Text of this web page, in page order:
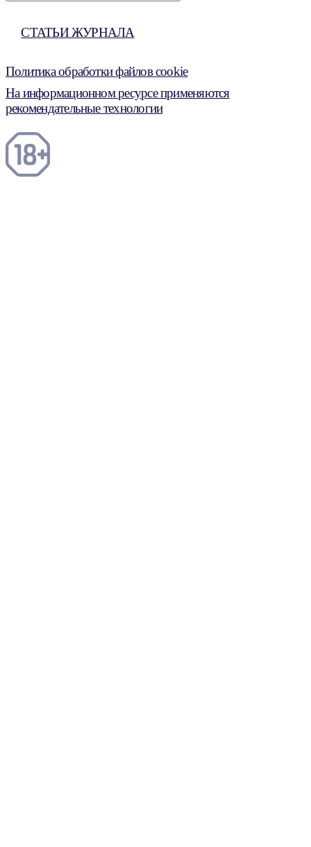
СТАТЬИ ЖУРНАЛА
Политика обработки файлов cookie
На информационном ресурсе применяются
рекомендательные технологии